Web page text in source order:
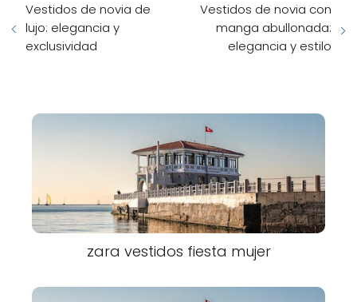
Vestidos de novia de
lujo: elegancia y
exclusividad
Vestidos de novia con
manga abullonada:
elegancia y estilo
zara vestidos fiesta mujer